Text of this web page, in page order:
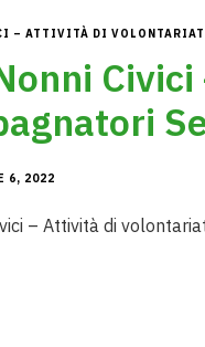
– ATTIVITÀ DI
6, 2022
– Attività di